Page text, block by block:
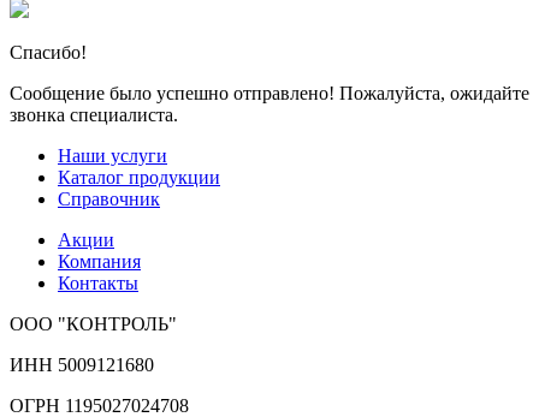
Спасибо!
Сообщение было успешно отправлено! Пожалуйста, ожидайте
звонка специалиста.
Наши услуги
Каталог продукции
Справочник
Акции
Компания
Контакты
ООО "КОНТРОЛЬ"
ИНН 5009121680
ОГРН 1195027024708